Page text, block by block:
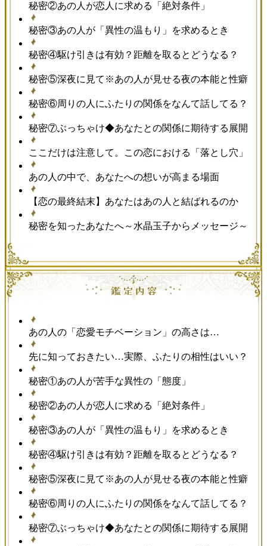
秘密②あの人が恋人に求める「絶対条件」
秘密③あの人が「異性の温もり」を求めるとき
秘密④駆け引きは有効？距離を取るとどうなる？
秘密⑤深夜に見て※あの人が見せる夜の本能と性癖
秘密⑥周りの人にふたりの関係をなんて話してる？
秘密⑦ぶっちゃけ◆あなたとの関係に期待する展開
ここだけは注意して。この恋における「落とし穴」
あの人の中で、あなたへの想いが高まる場面
【恋の最終結末】あなたはあの人と結ばれるのか
秘密を知ったあなたへ～水晶玉子からメッセージ～
あの人の「恋愛モチベーション」の高さは…
先に知っておきたい…実際、ふたりの相性はいい？
秘密①あの人が苦手な異性の「態度」
秘密②あの人が恋人に求める「絶対条件」
秘密③あの人が「異性の温もり」を求めるとき
秘密④駆け引きは有効？距離を取るとどうなる？
秘密⑤深夜に見て※あの人が見せる夜の本能と性癖
秘密⑥周りの人にふたりの関係をなんて話してる？
秘密⑦ぶっちゃけ◆あなたとの関係に期待する展開